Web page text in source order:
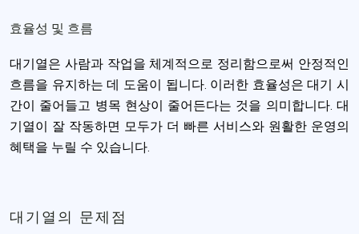
효율성 및 흐름
대기열은 사람과 작업을 체계적으로 정리함으로써 안정적인
흐름을 유지하는 데 도움이 됩니다. 이러한 효율성은 대기 시
간이 줄어들고 병목 현상이 줄어든다는 것을 의미합니다. 대
기열이 잘 작동하면 모두가 더 빠른 서비스와 원활한 운영의
혜택을 누릴 수 있습니다.
대기열의 문제점